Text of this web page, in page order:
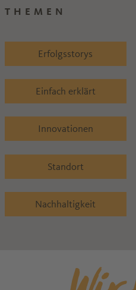
THEMEN
Erfolgsstorys
Einfach erklärt
Innovationen
Standort
Nachhaltigkeit